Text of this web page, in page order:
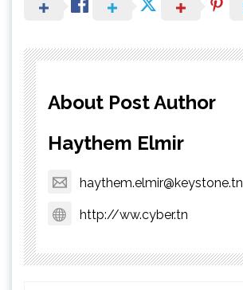
About Post Author
Haythem Elmir
haythem.elmir@keystone.tn
http://ww.cyber.tn